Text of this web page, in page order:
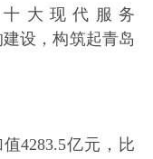
十大现代服务
设，构筑起青岛
4283.5亿元，比